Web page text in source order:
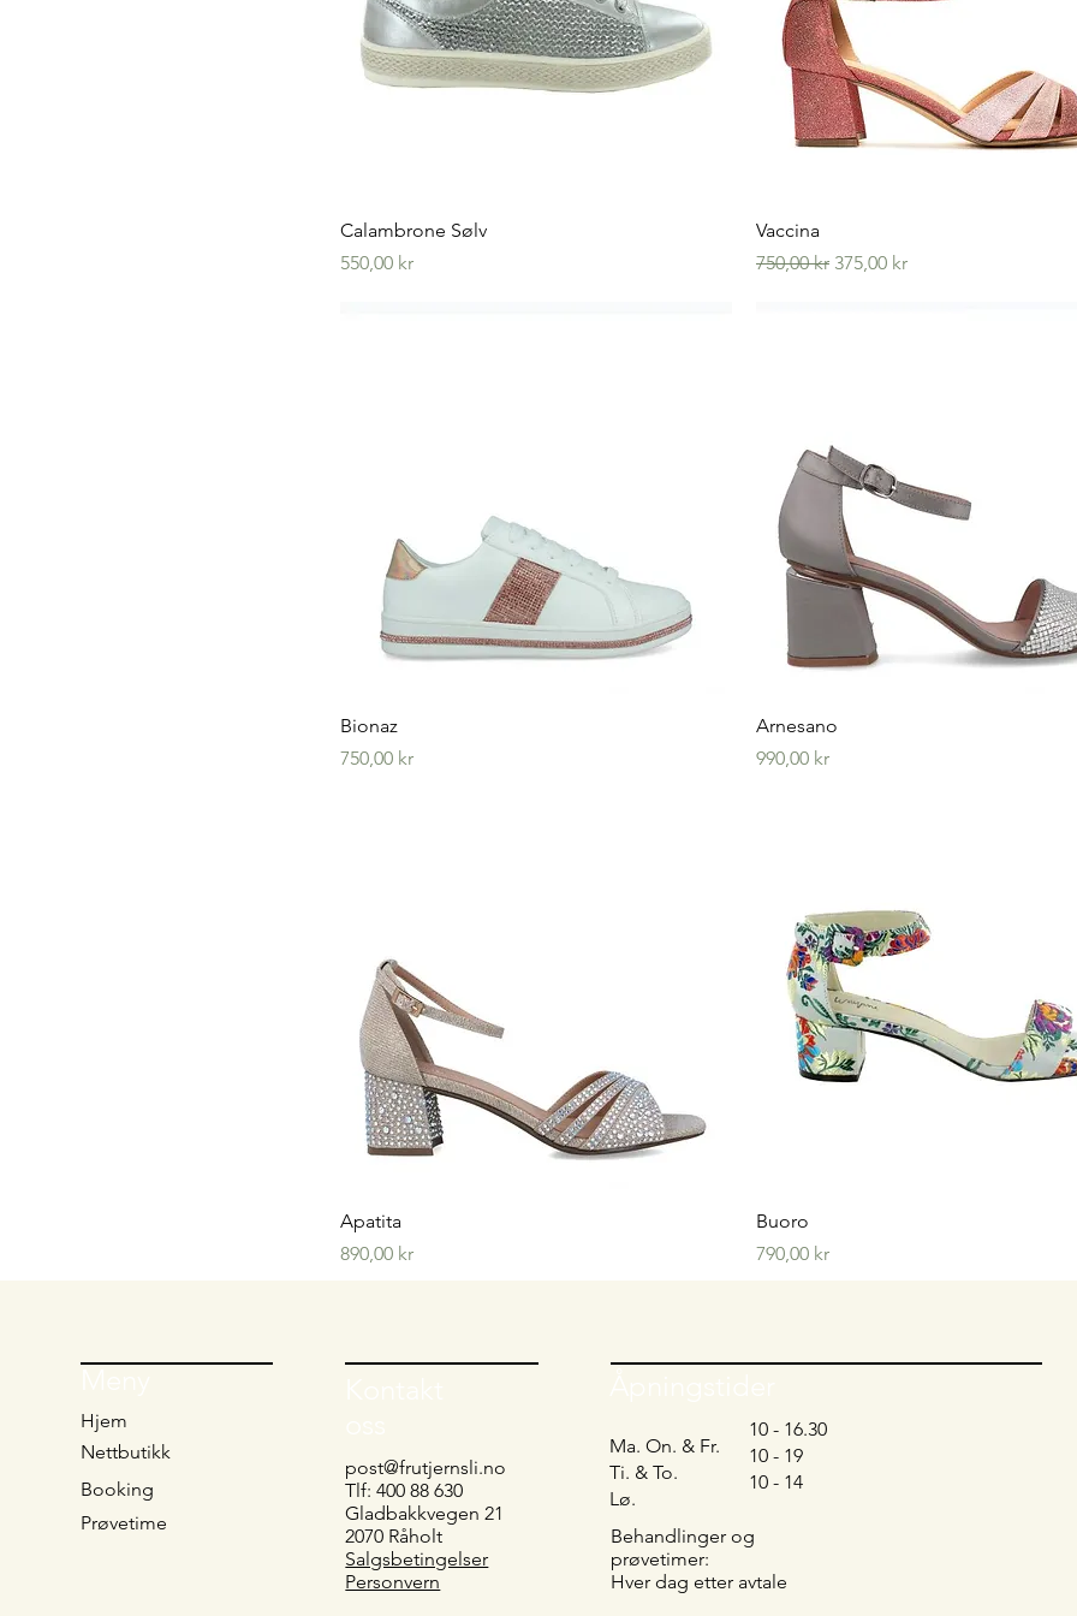
Hurtigvisning
Calambrone Sølv
Pris
550,00 kr
Vaccina
Vanlig pris
750,00 kr Salgspris
375,00 kr
Bionaz
Pris
750,00 kr
Arnesano
Pris
990,00 kr
Apatita
Pris
890,00 kr
Buoro
Pris
790,00 kr
post@frutjernsli.no
Tlf: 400 88 630
Gladbakkvegen 21
2070 Råholt
Salgsbetingelser
Personvern
Hjem
Nettbutikk
Booking
Prøvetime
Ma. On. & Fr.
Ti. & To.
Lø.
10 - 16.30
10 - 19
10 - 14
Behandlinger og
prøvetimer:
Hver dag etter avtale